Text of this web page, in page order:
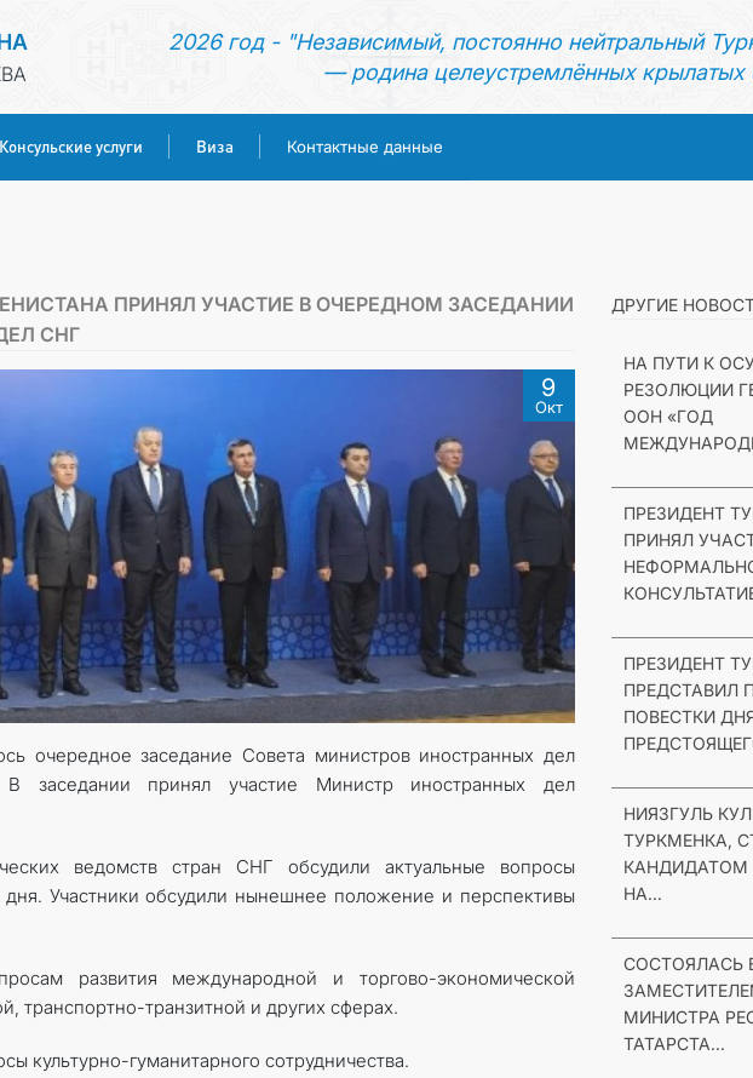
2026 год - "Независимый, постоянно нейтральный
— родина целеустремлённых крылатых
Консульские услуги Виза Контактные данные
ВИЗА
КОНТАКТНЫЕ ДАННЫЕ
ПРИНЯЛ УЧАСТИЕ В ОЧЕРЕДНОМ ЗАСЕДАНИИ
СНГ
9
Окт
очередное заседание Совета министров иностранных дел
В заседании принял участие Министр иностранных дел
ведомств стран СНГ обсудили актуальные вопросы
Участники обсудили нынешнее положение и перспективы
развития международной и торгово-экономической
транспортно-транзитной и других сферах.
культурно-гуманитарного сотрудничества.
ДРУГИЕ
НА ПУТИ К
РЕЗОЛЮЦИИ
ООН «ГОД
ПРЕЗИДЕНТ
ПРИНЯЛ
ПРЕЗИДЕНТ
ПРЕДСТАВИЛ
ПОВЕСТКИ
НИЯЗГУЛЬ
ТУРКМЕНКА,
КАНДИДАТОМ
НА...
СОСТОЯЛАСЬ
МИНИСТРА
ТАТАРСТА...